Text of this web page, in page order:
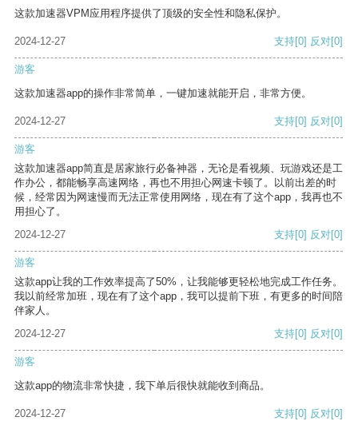
这款加速器VPM应用程序提供了顶级的安全性和隐私保护。
2024-12-27 支持[0] 反对[0]
游客
这款加速器app的操作非常简单，一键加速就能开启，非常方便。
2024-12-27 支持[0] 反对[0]
游客
这款加速器app简直是居家旅行必备神器，无论是看视频、玩游戏还是工
作办公，都能畅享高速网络，再也不用担心网速卡顿了。以前出差的时
候，经常因为网速慢而无法正常使用网络，现在有了这个app，我再也不
用担心了。
2024-12-27
支持[0] 反对[0]
游客
这款app让我的工作效率提高了50%，让我能够更轻松地完成工作任务。
我以前经常加班，现在有了这个app，我可以提前下班，有更多的时间陪
伴家人。
2024-12-27
支持[0] 反对[0]
游客
这款app的物流非常快捷，我下单后很快就能收到商品。
2024-12-27 支持[0] 反对[0]